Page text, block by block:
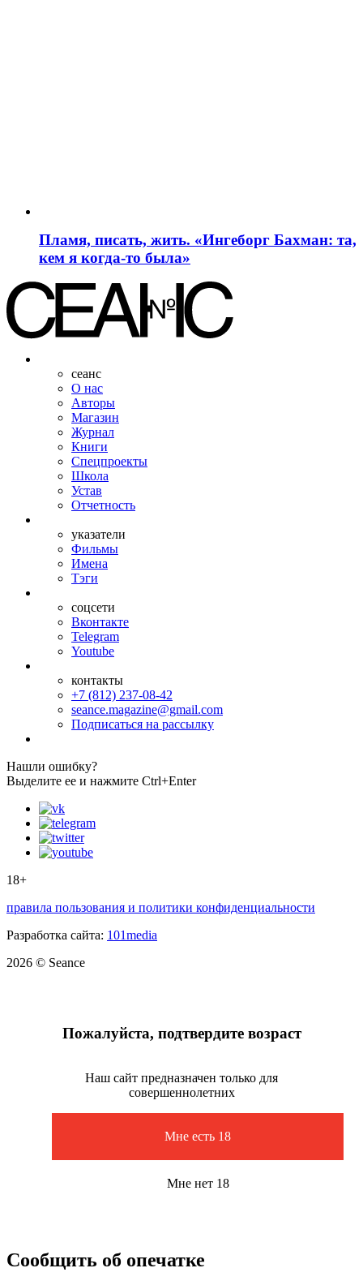
Пламя, писать, жить. «Ингеборг Бахман: та,
кем я когда-то была»
сеанс
О нас
Авторы
Магазин
Журнал
Книги
Спецпроекты
Школа
Устав
Отчетность
указатели
Фильмы
Имена
Тэги
соцсети
Вконтакте
Telegram
Youtube
контакты
+7 (812) 237-08-42
seance.magazine@gmail.com
Подписаться на рассылку
Нашли ошибку?
Выделите ее и нажмите Ctrl+Enter
18+
правила пользования и политики конфиденциальности
Разработка сайта: 101media
2026 © Seance
Пожалуйста, подтвердите возраст
Наш сайт предназначен только для
совершеннолетних
Мне есть 18
Мне нет 18
Сообщить об опечатке